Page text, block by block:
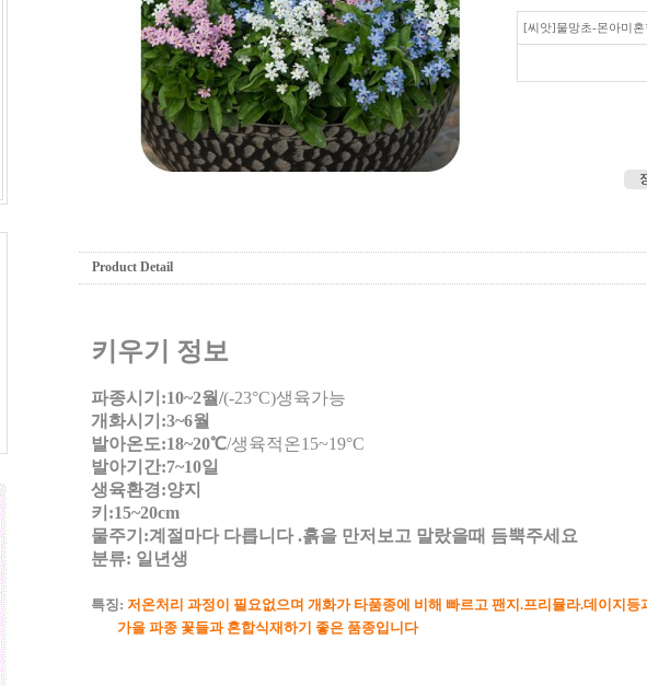
[씨앗]물망초-몬아미혼
Product Detail
키우기 정보
파종시기:10~2월/(-23°C)생육가능
개화시기:3~6월
발아온도:18~20℃/생육적온15~19°C
발아기간:7~10일
생육환경:양지
키:15~20cm
물주기:계절마다 다릅니다 .흙을 만저보고 말랐을때 듬뿍주세요
분류: 일년생
특징: 저온처리 과정이 필요없으며 개화가 타품종에 비해 빠르고 팬지.프리뮬라.데이지 등
가을 파종 꽃들과 혼합식재하기 좋은 품종입니다